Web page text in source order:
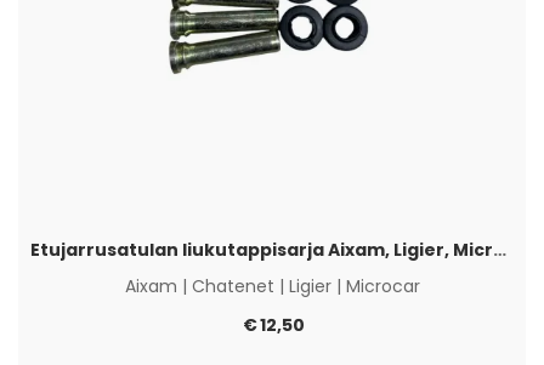
Etujarrusatulan liukutappisarja Aixam, Ligier, Microcar & Chatenet
Aixam | Chatenet | Ligier| Microcar
€12,50